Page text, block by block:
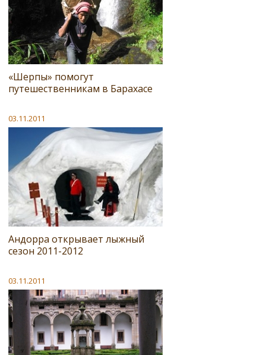
«Шерпы» помогут
путешественникам в Барахасе
03.11.2011
Андорра открывает лыжный
сезон 2011-2012
03.11.2011